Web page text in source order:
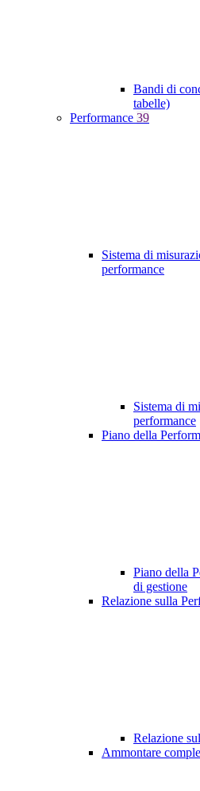
Bandi di
tabelle)
Performance 39
Sistema di
performance
Sistema di
performance
Piano della
Piano della
di gestione
Relazione sulla
Relazione
Ammontare